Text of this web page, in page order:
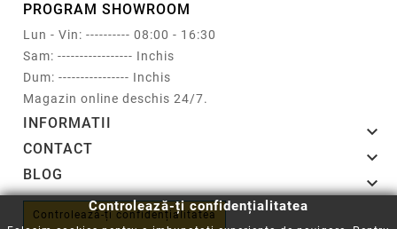
PROGRAM SHOWROOM
Lun - Vin: ---------- 08:00 - 16:30
Sam: ----------------- Inchis
Dum: ---------------- Inchis
Magazin online deschis 24/7.
INFORMATII 
CONTACT 
BLOG 
Controlează-ți confidențialitatea
Controlează-ți confidențialitatea